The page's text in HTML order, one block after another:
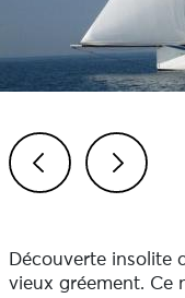
Découverte insolite
vieux gréement. Ce